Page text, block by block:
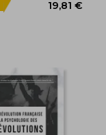
5%
dcto.